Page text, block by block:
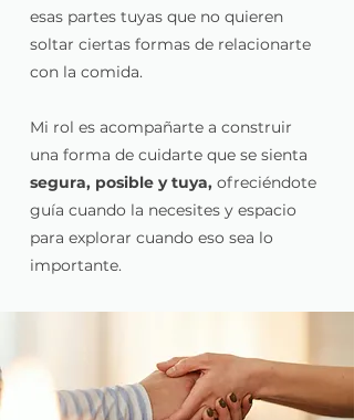
esas partes tuyas que no quieren
soltar ciertas formas de relacionarte
con la comida.
Mi rol es acompañarte a construir
una forma de cuidarte que se sienta
segura, posible y tuya, ofreciéndote
guía cuando la necesites y espacio
para explorar cuando eso sea lo
importante.​​